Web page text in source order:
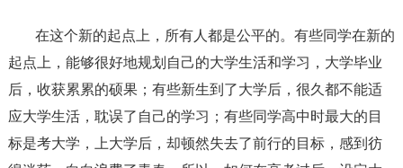
在这个新的起点上，所有人都是公平的。有些同学在新的
起点上，能够很好地规划自己的大学生活和学习，大学毕业
后，收获累累的硕果；有些新生到了大学后，很久都不能适
应大学生活，耽误了自己的学习；有些同学高中时最大的目
标是考大学，上大学后，却顿然失去了前行的目标，感到彷